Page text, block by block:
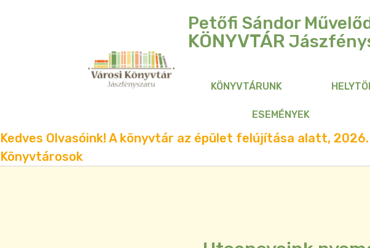
Petőfi Sándor
KÖNYVTÁR
KÖNYVTÁRUNK
ESEMÉNYEK
Kedves Olvasóink! A könyvtár az épület felújítása alatt,
Könyvtárosok